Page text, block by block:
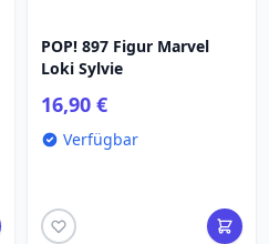
POP! 897 Figur Marvel
Loki Sylvie
16,90 €
Verfügbar